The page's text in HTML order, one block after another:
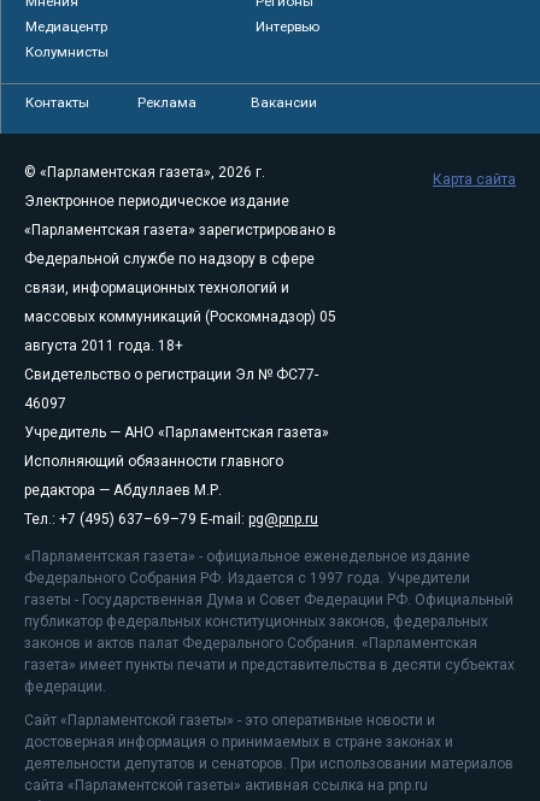
Медиацентр
Интервью
Колумнисты
Контакты Реклама Вакансии
© «Парламентская газета», 2026 г.
Электронное периодическое издание
«Парламентская газета» зарегистрировано в
Федеральной службе по надзору в сфере
связи, информационных технологий и
массовых коммуникаций (Роскомнадзор) 05
августа 2011 года. 18+
Свидетельство о регистрации Эл № ФС77-
46097
Учредитель — АНО «Парламентская газета»
Исполняющий обязанности главного
редактора — Абдуллаев М.Р.
Тел.: +7 (495) 637–69–79 E-mail: pg@pnp.ru
«Парламентская газета» - официальное еженедельное издание
Федерального Собрания РФ. Издается с 1997 года. Учредители
газеты - Государственная Дума и Совет Федерации РФ. Официальный
публикатор федеральных конституционных законов, федеральных
законов и актов палат Федерального Собрания. «Парламентская
газета» имеет пункты печати и представительства в десяти субъектах
федерации.
Сайт «Парламентской газеты» - это оперативные новости и
достоверная информация о принимаемых в стране законах и
деятельности депутатов и сенаторов. При использовании материалов
сайта «Парламентской газеты» активная ссылка на pnp.ru
Карта сайта